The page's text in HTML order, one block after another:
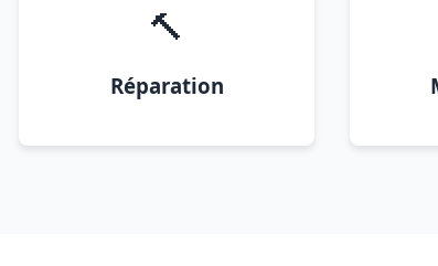
🔨
Réparation